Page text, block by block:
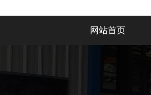
网站首页